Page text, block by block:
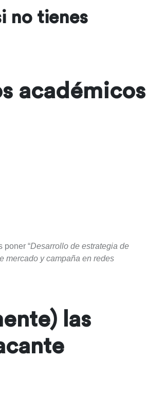
no tienes
académicos
poner “Desarrollo de estrategia de
mercado y campaña en redes
las